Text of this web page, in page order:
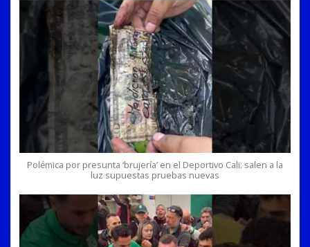
Polémica por presunta ‘brujería’ en el Deportivo Cali: salen a la
luz supuestas pruebas nuevas